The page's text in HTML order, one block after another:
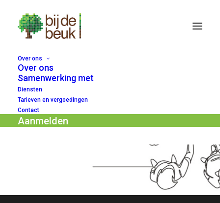
Over ons
Over ons
Samenwerking met
Diensten
Tarieven en vergoedingen
Contact
Aanmelden